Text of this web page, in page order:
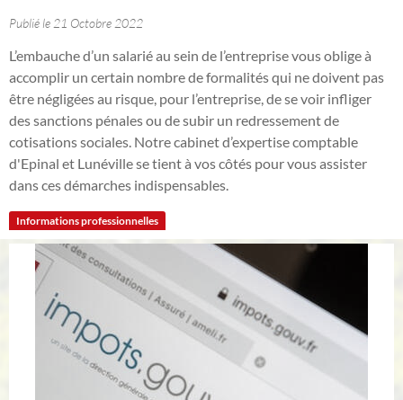
Publié le 21 Octobre 2022
L’embauche d’un salarié au sein de l’entreprise vous oblige à
accomplir un certain nombre de formalités qui ne doivent pas
être négligées au risque, pour l’entreprise, de se voir infliger
des sanctions pénales ou de subir un redressement de
cotisations sociales. Notre cabinet d’expertise comptable
d'Epinal et Lunéville se tient à vos côtés pour vous assister
dans ces démarches indispensables.
Informations professionnelles